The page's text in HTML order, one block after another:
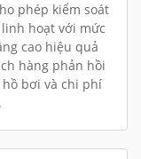
phép kiểm soát
hoạt với mức
cao hiệu quả
hàng phản hồi
bơi và chi phí